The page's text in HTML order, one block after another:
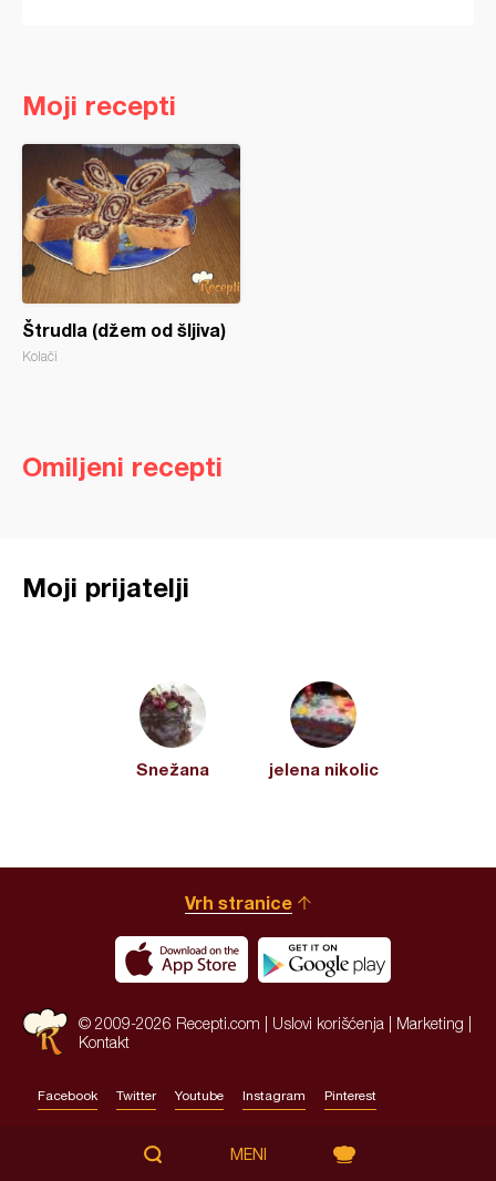
Moji recepti
Štrudla (džem od šljiva)
Kolači
Omiljeni recepti
Moji prijatelji
Snežana jelena nikolic
Vrh stranice
© 2009-2026 Recepti.com | Uslovi korišćenja Marketing
Kontakt
Facebook Twitter Youtube Instagram Pinterest